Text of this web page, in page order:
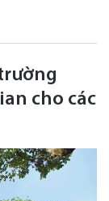
cho các